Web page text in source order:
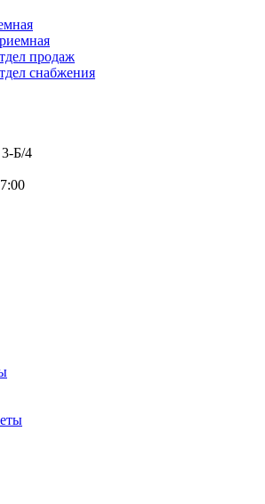
продаж
снабжения
Б/4